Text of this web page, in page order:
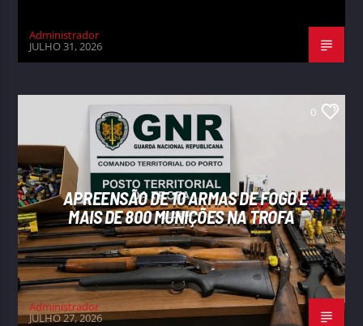
Administrador
JULHO 31, 2026
0
APREENSÃO DE 10 ARMAS DE FOGO E
MAIS DE 800 MUNIÇÕES NA TROFA
Administrador
JULHO 27, 2026